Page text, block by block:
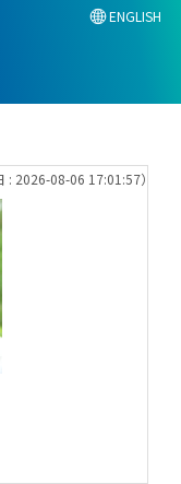
ENGLISH
: 2026-08-06 17:01:57）